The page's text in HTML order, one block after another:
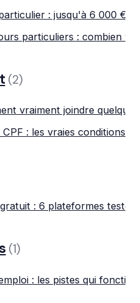
: jusqu'à 6 000 €
particuliers : combien
(2)
vraiment joindre
: les vraies conditions
: 6 plateformes
(1)
: les pistes qui